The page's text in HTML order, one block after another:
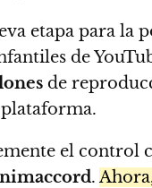
etapa para la
de
de
el control
.